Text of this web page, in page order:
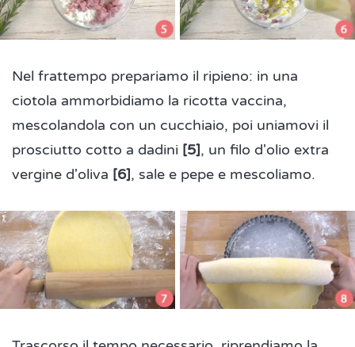
Nel frattempo prepariamo il ripieno: in una
ciotola ammorbidiamo la ricotta vaccina,
mescolandola con un cucchiaio, poi uniamovi il
prosciutto cotto a dadini [5], un filo d'olio extra
vergine d'oliva [6], sale e pepe e mescoliamo.